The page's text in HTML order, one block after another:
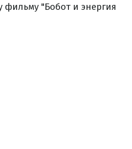
фильму "Бобот и энергия